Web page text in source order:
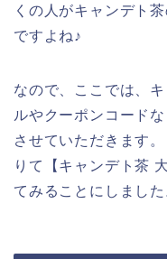
くの人がキャンデト
ですよね♪
なので、ここでは、
ルやクーポンコード
させていただきます
りて【キャンデト茶
てみることにしました